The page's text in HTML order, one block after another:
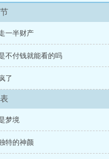
一半财产
不付钱就能看的吗
了
梦境
特的神颜